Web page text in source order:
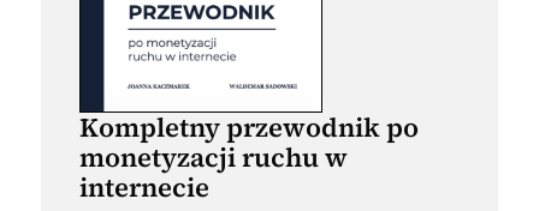
Kompletny przewodnik po
monetyzacji ruchu w
internecie